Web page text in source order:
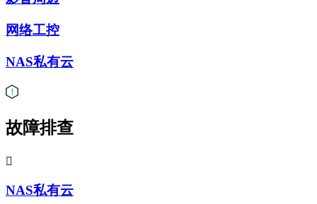
网络工控
NAS私有云
故障排查

NAS私有云